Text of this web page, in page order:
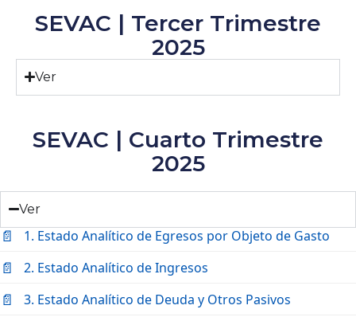
SEVAC | Tercer Trimestre
2025
Ver
SEVAC | Cuarto Trimestre
2025
Ver
1. Estado Analítico de Egresos por Objeto de Gasto
2. Estado Analítico de Ingresos
3. Estado Analítico de Deuda y Otros Pasivos